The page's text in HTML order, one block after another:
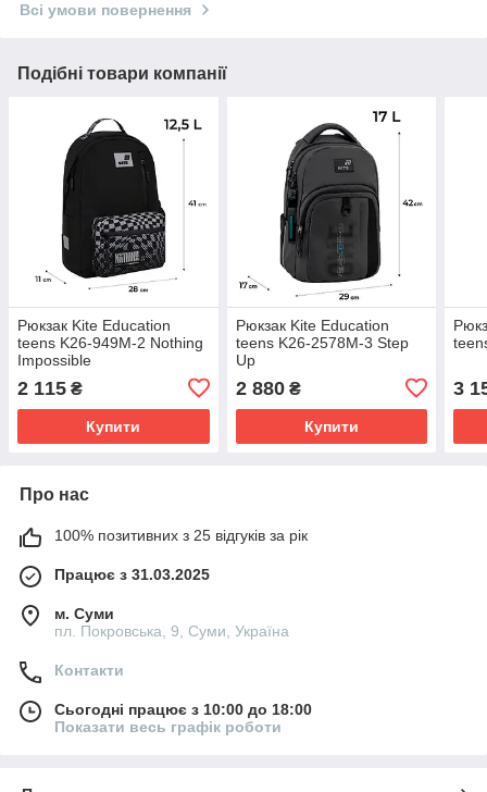
Всі умови повернення
Подібні товари компанії
Рюкзак Kite Education
teens K26-949M-2 Nothing
Impossible
2 115 ₴
Купити
Рюкзак Kite Education
teens K26-2578M-3 Step
Up
2 880₴
Купити
3
Про нас
100% позитивних з 25 відгуків за рік
Працює з 31.03.2025
м. Суми
пл. Покровська, 9, Суми, Україна
Контакти
Сьогодні працює з 10:00 до 18:00
Показати весь графік роботи